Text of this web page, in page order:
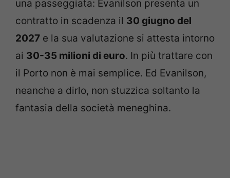
una passeggiata: Evanilson presenta un
contratto in scadenza il 30 giugno del
2027 e la sua valutazione si attesta intorno
ai 30-35 milioni di euro. In più trattare con
il Porto non è mai semplice. Ed Evanilson,
neanche a dirlo, non stuzzica soltanto la
fantasia della società meneghina.